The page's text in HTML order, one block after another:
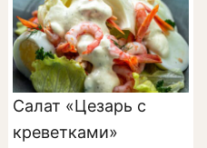
Салат «Цезарь с
креветками»